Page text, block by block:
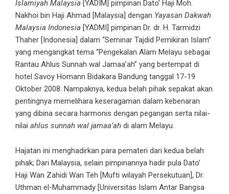
Islamiyah Malaysia [YADIM] pimpinan Dato’ Haji Moh.
Nakhoi bin Haji Ahmad [Malaysia] dengan Yayasan Dakwah
Malaysia Indonesia [YADMI] pimpinan Dr. dr. H. Tarmidzi
Thaher [Indonesia] dalam “Seminar Tajdid Pemikiran Islam”
yang mengangkat tema “Pengekalan Alam Melayu sebagai
Rantau Ahlus Sunnah wal Jamaa’ah” yang bertempat di
hotel Savoy Homann Bidakara Bandung tanggal 17-19
Oktober 2008. Nampaknya, kedua belah pihak sepakat akan
pentingnya memelihara keseragaman dalam kebenaran
yang dibina secara harmonis dengan pegangan serta nilai-
nilai ahlus sunnah wal jamaa’ah di alam Melayu.
Hajatan ini menghadirkan para pemateri dari kedua belah
pihak; Dari Malaysia, selain pimpinannya hadir pula Dato’
Haji Wan Zahidi Wan Teh [Mufti wilayah Persekutuan], Dr.
Uthman el-Muhammady [Universitas Islam Antar Bangsa